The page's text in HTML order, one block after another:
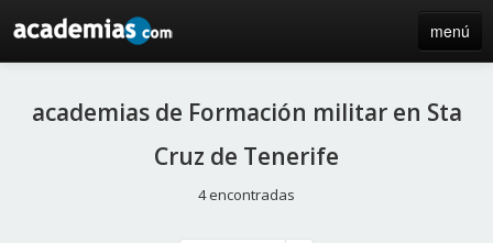
menú
blog
academias de Formación militar en Sta
Cruz de Tenerife
4 encontradas